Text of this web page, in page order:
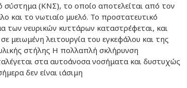
σύστημα (ΚΝΣ), το οποίο αποτελείται από τον
και το νωτιαίο μυελό. Το προστατευτικό
των νευρικών κυττάρων καταστρέφεται, και
μειωμένη λειτουργία του εγκεφάλου και της
στήλης Η πολλαπλή σκλήρυνση
στα αυτοάνοσα νοσήματα και δυστυχώς
δεν είναι ιάσιμη